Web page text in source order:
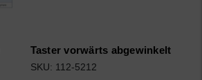
Taster vorwärts abgewinkelt
SKU: 112-5212